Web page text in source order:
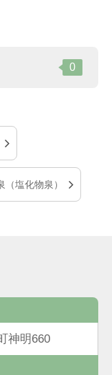
0
（塩化物泉）
神明660